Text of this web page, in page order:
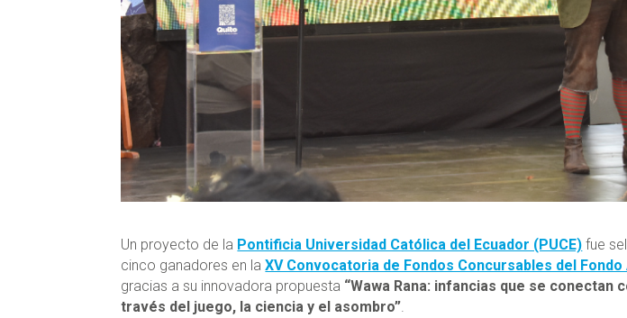
Un proyecto de la Pontificia Universidad Católica del Ecuador (PUCE) fue
cinco ganadores en laXV Convocatoria de Fondos Concursables del
gracias a su innovadora propuesta “Wawa Rana: infancias que se conectan
través del juego, la ciencia y el asombro”.